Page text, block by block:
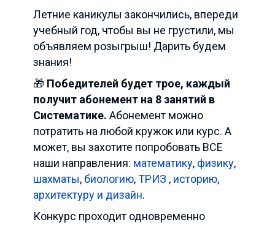
Летние каникулы закончились, впереди
учебный год, чтобы вы не грустили, мы
объявляем розыгрыш! Дарить будем
знания!
🎁 Победителей будет трое, каждый
получит абонемент на 8 занятий в
Систематике. Абонемент можно
потратить на любой кружок или курс. А
может, вы захотите попробовать ВСЕ
наши направления: математику, физику,
шахматы, биологию,ТРИЗ , историю,
архитектуру и дизайн.
Конкурс проходит одновременно